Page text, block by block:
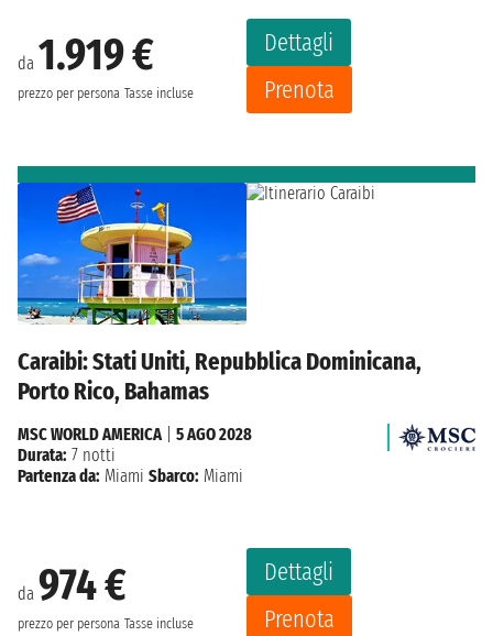
da 1.919 €
prezzo per persona Tasse incluse
Dettagli
Prenota
Caraibi: Stati Uniti, Repubblica Dominicana,
Porto Rico, Bahamas
da 974 €
prezzo per persona Tasse incluse
Dettagli
Prenota
MSC WORLD AMERICA| 5 AGO 2028
Durata: 7 notti
Partenza da: Miami Sbarco: Miami